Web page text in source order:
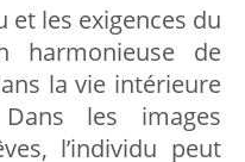
et les exigences du
harmonieuse de
la vie intérieure
les images
l’individu peut